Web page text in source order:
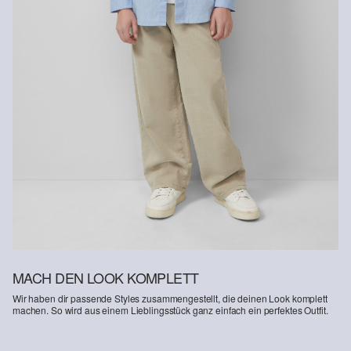
MACH DEN LOOK KOMPLETT
Wir haben dir passende Styles zusammengestellt, die deinen Look komplett
machen. So wird aus einem Lieblingsstück ganz einfach ein perfektes Outfit.